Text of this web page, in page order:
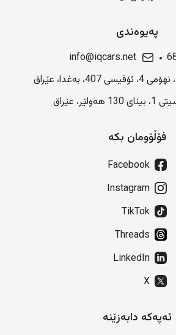
پەیوەندی
info@iqcars.net
عێراق
فۆڵۆومان بکە
Facebook
Instagram
TikTok
Threads
LinkedIn
X
ئەپەکە دابەزێنە